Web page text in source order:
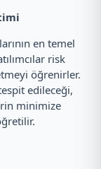
en temel
risk
öğrenirler.
edileceği,
minimize